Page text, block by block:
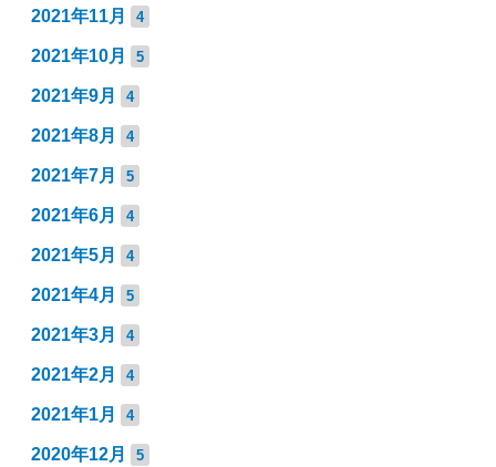
2021年11月 4
2021年10月 5
2021年9月 4
2021年8月 4
2021年7月 5
2021年6月 4
2021年5月 4
2021年4月 5
2021年3月 4
2021年2月 4
2021年1月 4
2020年12月 5